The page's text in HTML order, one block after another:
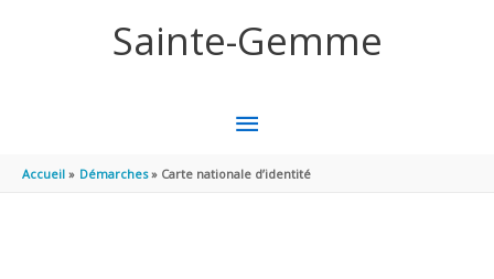
Sainte-Gemme
MENU
PRINCIPAL
Accueil Démarches Carte nationale d’identité